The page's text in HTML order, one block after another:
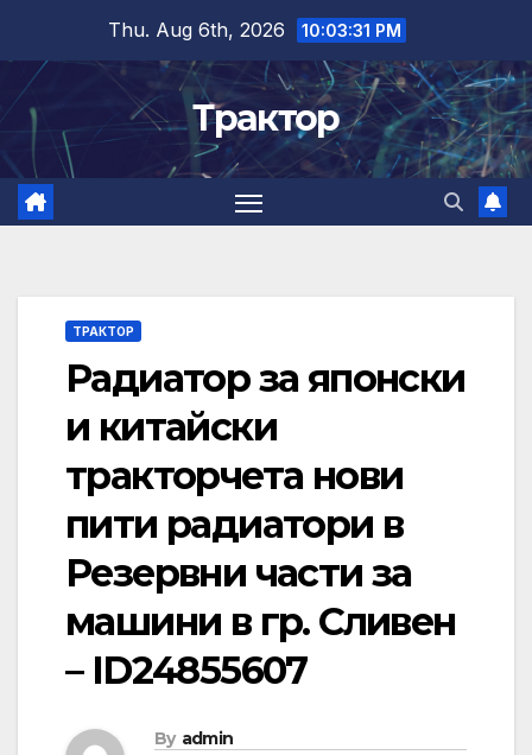
content
Thu. Aug 6th, 2026 10:03:31 PM
Трактор
ТРАКТОР
Радиатор за японски
и китайски
тракторчета нови
пити радиатори в
Резервни части за
машини в гр. Сливен
– ID24855607
By admin